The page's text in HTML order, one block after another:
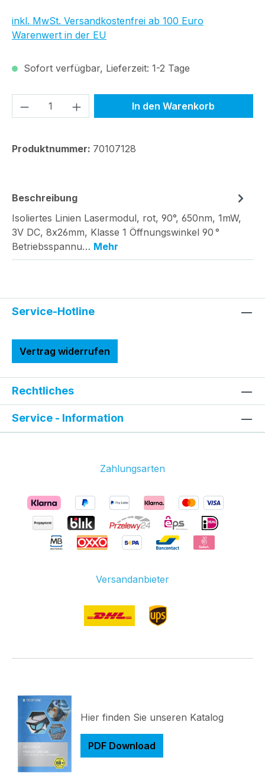
inkl. MwSt. Versandkostenfrei ab 100 Euro
Warenwert in der EU
Sofort verfügbar, Lieferzeit: 1-2 Tage
Produkt Anzahl: Gib denIn den Warenkorb
Produktnummer: 70107128
Beschreibung
Isoliertes Linien Lasermodul, rot, 90°, 650nm, 1mW,
3V DC, 8x26mm, Klasse 1 Öffnungswinkel 90 °
Betriebsspannu… Mehr
Service-Hotline
Vertrag widerrufen
Rechtliches
Service - Information
Zahlungsarten
Versandanbieter
Hier finden Sie unseren Katalog
PDF Download